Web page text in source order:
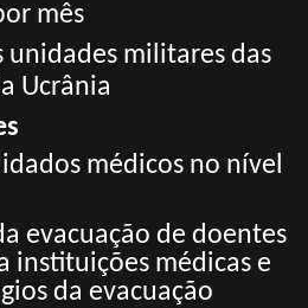
mês
unidades militares das
Ucrânia
médicos no nível
evacuação de doentes
instituições médicas e
da evacuação